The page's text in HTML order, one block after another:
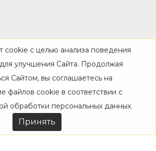
cookie с целью анализа поведения
улучшения Сайта. Продолжая
Сайтом, вы соглашаетесь на
файлов cookie в соответствии с
обработки персональных данных.
Принять